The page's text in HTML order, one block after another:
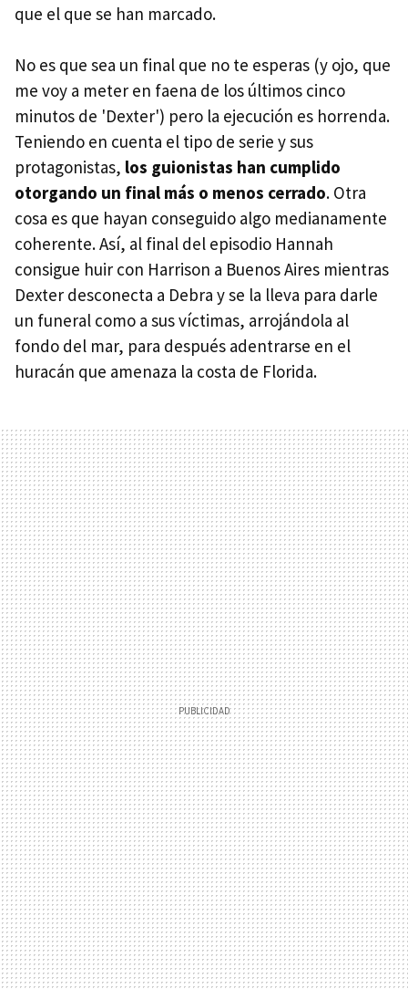
que el que se han marcado.
No es que sea un final que no te esperas (y ojo, que
me voy a meter en faena de los últimos cinco
minutos de 'Dexter') pero la ejecución es horrenda.
Teniendo en cuenta el tipo de serie y sus
protagonistas, los guionistas han cumplido
otorgando un final más o menos cerrado. Otra
cosa es que hayan conseguido algo medianamente
coherente. Así, al final del episodio Hannah
consigue huir con Harrison a Buenos Aires mientras
Dexter desconecta a Debra y se la lleva para darle
un funeral como a sus víctimas, arrojándola al
fondo del mar, para después adentrarse en el
huracán que amenaza la costa de Florida.